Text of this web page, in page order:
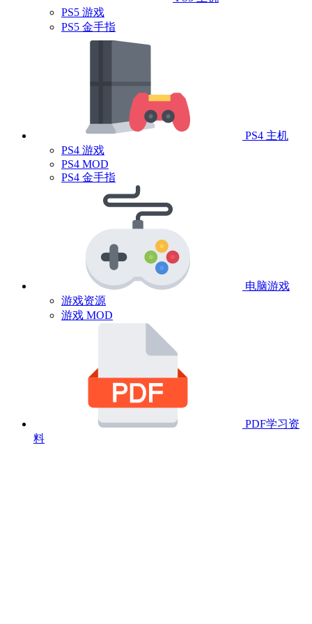
PS5 游戏
PS5 金手指
PS4 主机
PS4 游戏
PS4 MOD
PS4 金手指
电脑游戏
游戏资源
游戏 MOD
PDF学习资
料